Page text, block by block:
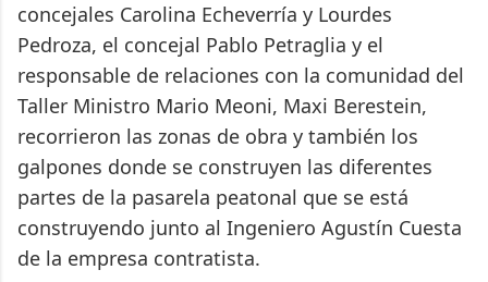
concejales Carolina Echeverría y Lourdes
Pedroza, el concejal Pablo Petraglia y el
responsable de relaciones con la comunidad del
Taller Ministro Mario Meoni, Maxi Berestein,
recorrieron las zonas de obra y también los
galpones donde se construyen las diferentes
partes de la pasarela peatonal que se está
construyendo junto al Ingeniero Agustín Cuesta
de la empresa contratista.